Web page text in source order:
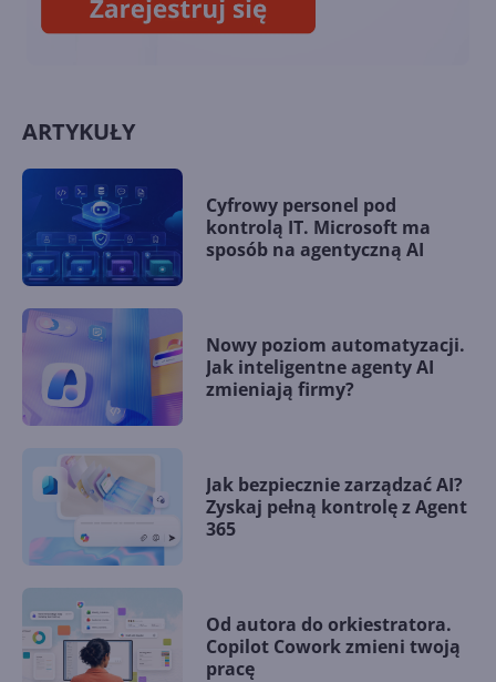
ARTYKUŁY
Cyfrowy personel pod
kontrolą IT. Microsoft ma
sposób na agentyczną AI
Nowy poziom automatyzacji.
Jak inteligentne agenty AI
zmieniają firmy?
Jak bezpiecznie zarządzać AI?
Zyskaj pełną kontrolę z Agent
365
Od autora do orkiestratora.
Copilot Cowork zmieni twoją
pracę